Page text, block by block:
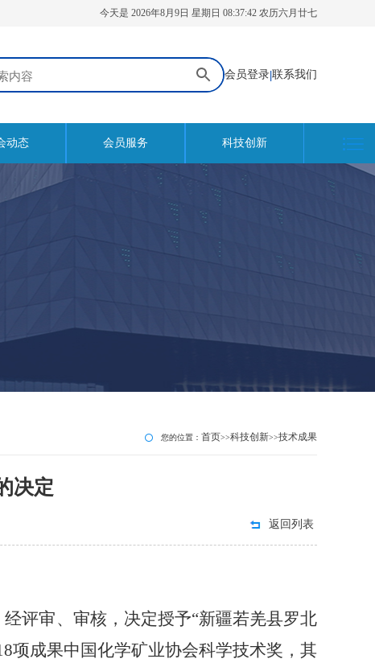
今天是 2026年8月9日 星期日 08:37:42 农历六月廿七
会员登录|联系我们
动态 会员服务 科技创新
您的位置： 首页>>科技创新>>技术成果
决定
返回列表
评审、审核，决定授予“新疆若羌县罗北
项成果中国化学矿业协会科学技术奖，其